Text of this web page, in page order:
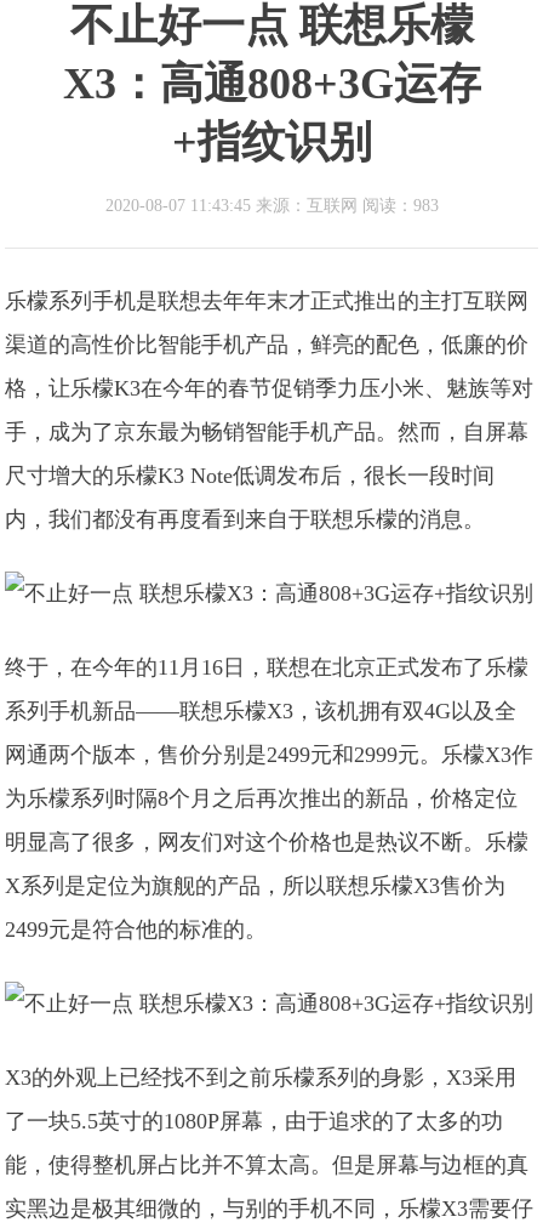
不止好一点 联想乐檬
X3：高通808+3G运存
+指纹识别
2020-08-07 11:43:45 来源：互联网 阅读：983
乐檬系列手机是联想去年年末才正式推出的主打互联网
渠道的高性价比智能手机产品，鲜亮的配色，低廉的价
格，让乐檬K3在今年的春节促销季力压小米、魅族等对
手，成为了京东最为畅销智能手机产品。然而，自屏幕
尺寸增大的乐檬K3 Note低调发布后，很长一段时间
内，我们都没有再度看到来自于联想乐檬的消息。
终于，在今年的11月16日，联想在北京正式发布了乐檬
系列手机新品——联想乐檬X3，该机拥有双4G以及全
网通两个版本，售价分别是2499元和2999元。乐檬X3作
为乐檬系列时隔8个月之后再次推出的新品，价格定位
明显高了很多，网友们对这个价格也是热议不断。 乐檬
X系列是定位为旗舰的产品，所以联想乐檬X3售价为
2499元是符合他的标准的。
X3的外观上已经找不到之前乐檬系列的身影，X3采用
了一块5.5英寸的1080P屏幕，由于追求的了太多的功
能，使得整机屏占比并不算太高。但是屏幕与边框的真
实黑边是极其细微的，与别的手机不同，乐檬X3需要仔